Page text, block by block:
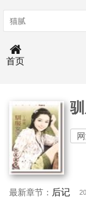
首页
最新章节： 后记